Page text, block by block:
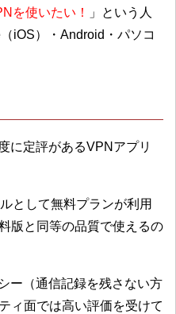
を使いたい！
」という人
iOS）・Android・パソコ
に定評があるVPNアプリ
として無料プランが利用
版と同等の品質で使えるの
ー（通信記録を残さない方
ィ面では高い評価を受けて